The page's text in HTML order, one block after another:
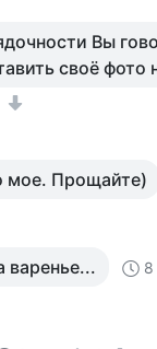
Вы
своё фото
мое. Прощайте)
варенье... 8